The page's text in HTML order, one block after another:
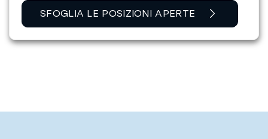
SFOGLIA LE POSIZIONI APERTE